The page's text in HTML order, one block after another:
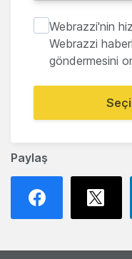
Paylaş
Webrazzi'nin
Webrazzi
göndermesini